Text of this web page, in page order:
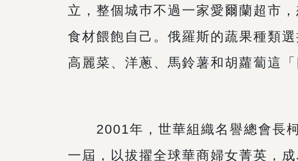
立，整個城巿不過一家愛爾蘭超市
食材餵飽自己。俄羅斯的蔬果種類
高麗菜、洋蔥、馬鈴薯和胡蘿蔔這
2001年，世華組織名譽總會長柯
一屆，以拔擢全球華商婦女菁英，